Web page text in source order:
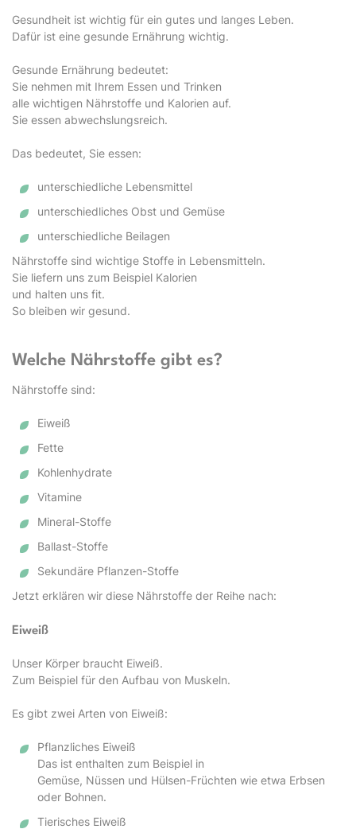
Gesundheit ist wichtig für ein gutes und langes Leben.
Dafür ist eine gesunde Ernährung wichtig.
Gesunde Ernährung bedeutet:
Sie nehmen mit Ihrem Essen und Trinken
alle wichtigen Nährstoffe und Kalorien auf.
Sie essen abwechslungsreich.
Das bedeutet, Sie essen:
unterschiedliche Lebensmittel
unterschiedliches Obst und Gemüse
unterschiedliche Beilagen
Nährstoffe sind wichtige Stoffe in Lebensmitteln.
Sie liefern uns zum Beispiel Kalorien
und halten uns fit.
So bleiben wir gesund.
Welche Nährstoffe gibt es?
Nährstoffe sind:
Eiweiß
Fette
Kohlenhydrate
Vitamine
Mineral-Stoffe
Ballast-Stoffe
Sekundäre Pflanzen-Stoffe
Jetzt erklären wir diese Nährstoffe der Reihe nach:
Eiweiß
Unser Körper braucht Eiweiß.
Zum Beispiel für den Aufbau von Muskeln.
Es gibt zwei Arten von Eiweiß:
Pflanzliches Eiweiß
Das ist enthalten zum Beispiel in
Gemüse, Nüssen und Hülsen-Früchten wie etwa Erbsen
oder Bohnen.
Tierisches Eiweiß